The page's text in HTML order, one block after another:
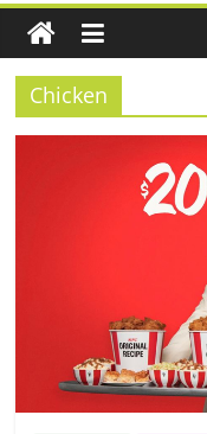
ธุรกิจ
SME
แห่ง
ประเท
รวม
Chicken